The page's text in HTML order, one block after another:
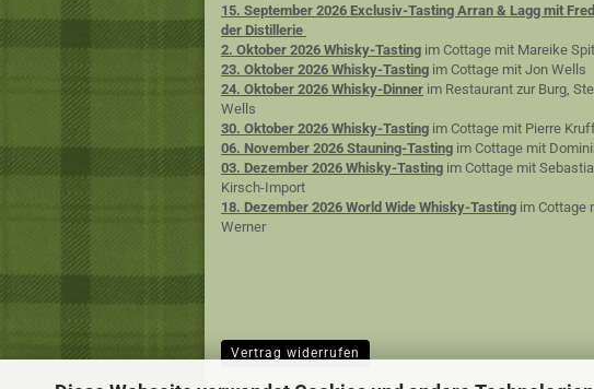
15. September 2026 Exclusiv-Tasting Arran & Lagg mit
der Distillerie
2. Oktober 2026 Whisky-Tasting im Cottage mit Mareike
23. Oktober 2026 Whisky-Tasting im Cottage mit Jon Wells
24. Oktober 2026 Whisky-Dinner im Restaurant zur Burg,
Wells
30. Oktober 2026 Whisky-Tasting im Cottage mit Pierre
06. November 2026 Stauning-Tasting im Cottage mit
03. Dezember 2026 Whisky-Tasting im Cottage mit
Kirsch-Import
18. Dezember 2026 World Wide Whisky-Tasting im Cottage
Werner
Vertrag widerrufen